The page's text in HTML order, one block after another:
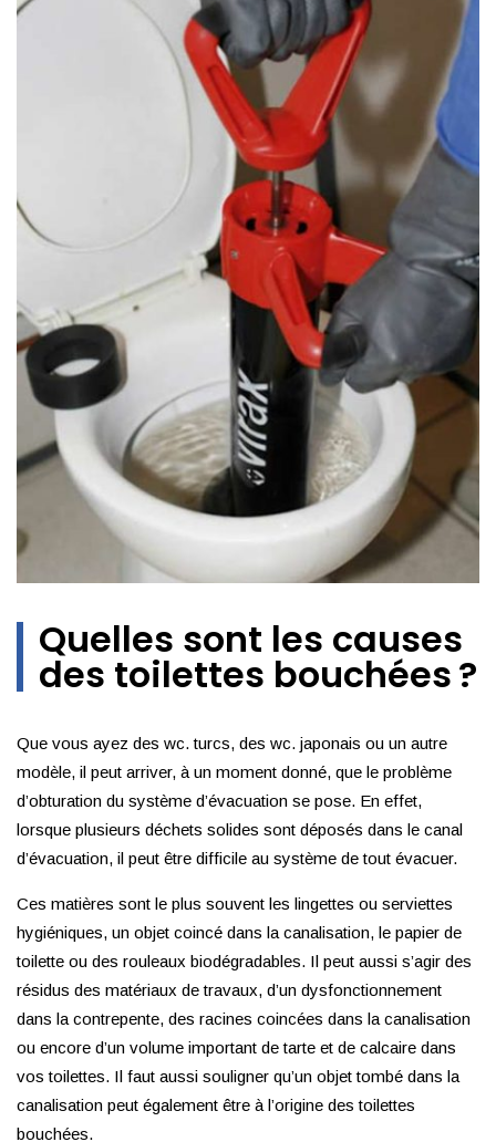
Quelles sont les causes
des toilettes bouchées ?
Que vous ayez des wc. turcs, des wc. japonais ou un autre
modèle, il peut arriver, à un moment donné, que le problème
d’obturation du système d’évacuation se pose. En effet,
lorsque plusieurs déchets solides sont déposés dans le canal
d’évacuation, il peut être difficile au système de tout évacuer.
Ces matières sont le plus souvent les lingettes ou serviettes
hygiéniques, un objet coincé dans la canalisation, le papier de
toilette ou des rouleaux biodégradables. Il peut aussi s’agir des
résidus des matériaux de travaux, d’un dysfonctionnement
dans la contrepente, des racines coincées dans la canalisation
ou encore d’un volume important de tarte et de calcaire dans
vos toilettes. Il faut aussi souligner qu’un objet tombé dans la
canalisation peut également être à l’origine des toilettes
bouchées.